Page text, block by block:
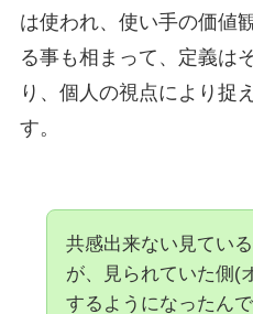
は使われ、使い手の価値
る事も相まって、定義は
り、個人の視点により捉
す。
共感出来ない見てい
が、見られていた側(
するようになったんで